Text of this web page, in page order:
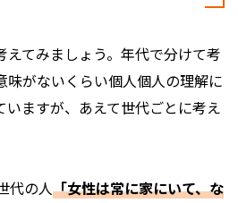
えてみましょう。年代で分けて考
味がないくらい個人個人の理解に
ますが、あえて世代ごとに考え
の人――「女性は常に家にいて、な